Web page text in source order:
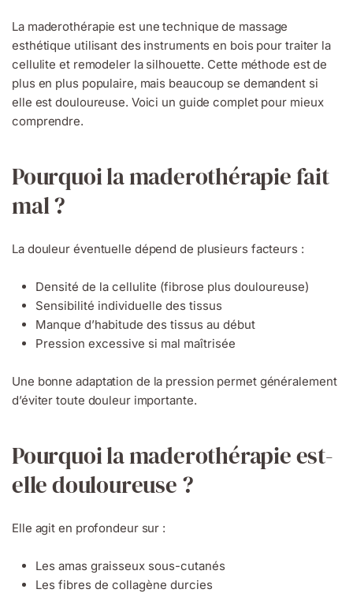
La maderothérapie est une technique de massage
esthétique utilisant des instruments en bois pour traiter la
cellulite et remodeler la silhouette. Cette méthode est de
plus en plus populaire, mais beaucoup se demandent si
elle est douloureuse. Voici un guide complet pour mieux
comprendre.
Pourquoi la maderothérapie fait
mal ?
La douleur éventuelle dépend de plusieurs facteurs :
Densité de la cellulite (fibrose plus douloureuse)
Sensibilité individuelle des tissus
Manque d’habitude des tissus au début
Pression excessive si mal maîtrisée
Une bonne adaptation de la pression permet généralement
d’éviter toute douleur importante.
Pourquoi la maderothérapie est-
elle douloureuse ?
Elle agit en profondeur sur :
Les amas graisseux sous-cutanés
Les fibres de collagène durcies